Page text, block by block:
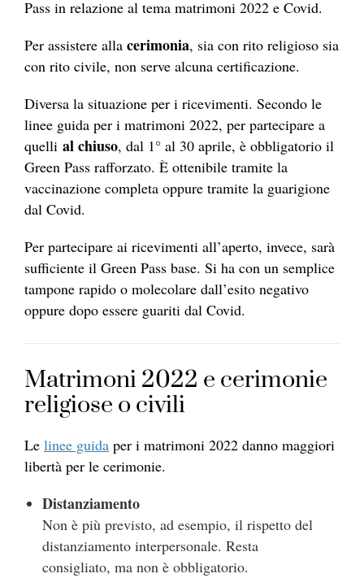
Pass in relazione al tema matrimoni 2022 e Covid.
Per assistere alla cerimonia, sia con rito religioso sia
con rito civile, non serve alcuna certificazione.
Diversa la situazione per i ricevimenti. Secondo le
linee guida per i matrimoni 2022, per partecipare a
quelli al chiuso, dal 1° al 30 aprile, è obbligatorio il
Green Pass rafforzato. È ottenibile tramite la
vaccinazione completa oppure tramite la guarigione
dal Covid.
Per partecipare ai ricevimenti all’aperto, invece, sarà
sufficiente il Green Pass base. Si ha con un semplice
tampone rapido o molecolare dall’esito negativo
oppure dopo essere guariti dal Covid.
Matrimoni 2022 e cerimonie
religiose o civili
Le linee guida per i matrimoni 2022 danno maggiori
libertà per le cerimonie.
Distanziamento
Non è più previsto, ad esempio, il rispetto del
distanziamento interpersonale. Resta
consigliato, ma non è obbligatorio.